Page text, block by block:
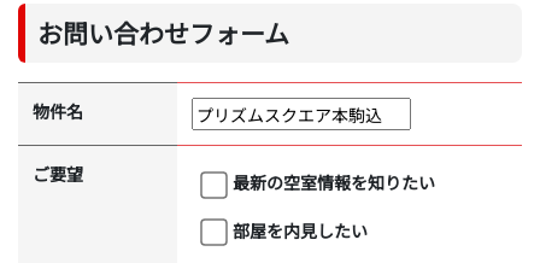
お問い合わせフォーム
物件名
ご要望
最新の空室情報を知りたい
部屋を内見したい